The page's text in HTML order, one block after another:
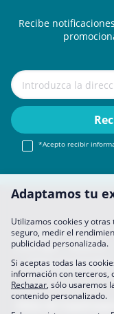
Recibe
*Acepto recibir
Aviso legal About Us
Política de privacidad
Sitios de
Adaptamos tu
Utilizamos cookies y
seguro, medir el
publicidad personalizada.
Si aceptas todas las
información con terceros,
Rechazar, sólo usaremos
contenido personalizado.